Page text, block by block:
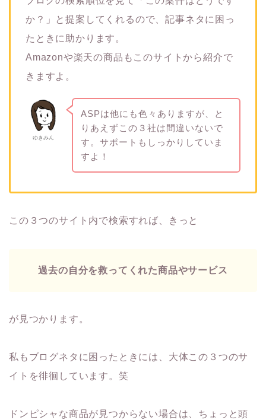
か？」と提案してくれるので、記事ネタに困っ
たときに助かります。
Amazonや楽天の商品もこのサイトから紹介で
きますよ。
ゆきみん
ASPは他にも色々ありますが、と
りあえずこの３社は間違いないで
す。サポートもしっかりしていま
すよ！
この３つのサイト内で検索すれば、きっと
過去の自分を救ってくれた商品やサービス
が見つかります。
私もブログネタに困ったときには、大体この３つのサ
イトを徘徊しています。笑
ドンピシャな商品が見つからない場合は、ちょっと頭